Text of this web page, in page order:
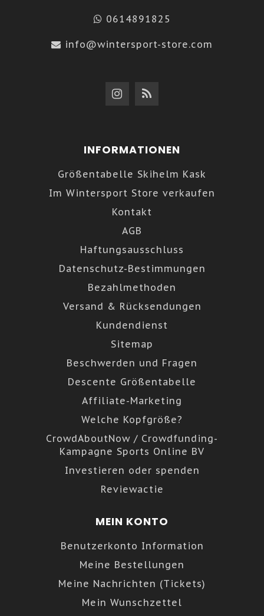
0614891825
info@wintersport-store.com
INFORMATIONEN
Größentabelle Skihelm Kask
Im Wintersport Store verkaufen
Kontakt
AGB
Haftungsausschluss
Datenschutz-Bestimmungen
Bezahlmethoden
Versand & Rücksendungen
Kundendienst
Sitemap
Beschwerden und Fragen
Descente Größentabelle
Affiliate-Marketing
Welche Kopfgröße?
CrowdAboutNow / Crowdfunding-
Kampagne Sports Online BV
Investieren oder spenden
Reviewactie
MEIN KONTO
Benutzerkonto Information
Meine Bestellungen
Meine Nachrichten (Tickets)
Mein Wunschzettel